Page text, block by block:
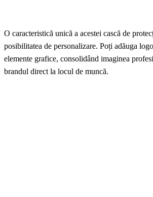
O caracteristică unică a acestei cască de
posibilitatea de personalizare. Poți adăuga
elemente grafice, consolidând imaginea
brandul direct la locul de muncă.